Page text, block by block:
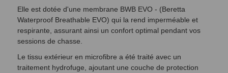
Elle est dotée d'une membrane BWB EVO - (Beretta
Waterproof Breathable EVO) qui la rend imperméable et
respirante, assurant ainsi un confort optimal pendant vos
sessions de chasse.
Le tissu extérieur en microfibre a été traité avec un
traitement hydrofuge, ajoutant une couche de protection